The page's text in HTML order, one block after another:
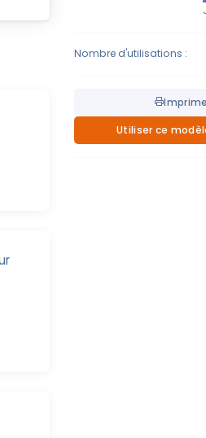
Nombre d'utilisations :
Utiliser ce